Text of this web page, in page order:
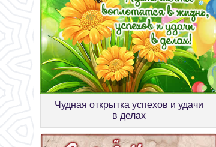
Чудная открытка успехов и удачи
в делах